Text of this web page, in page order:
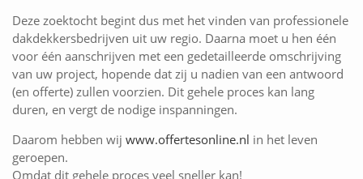
Deze zoektocht begint dus met het vinden van professionele
dakdekkersbedrijven uit uw regio. Daarna moet u hen één
voor één aanschrijven met een gedetailleerde omschrijving
van uw project, hopende dat zij u nadien van een antwoord
(en offerte) zullen voorzien. Dit gehele proces kan lang
duren, en vergt de nodige inspanningen.
Daarom hebben wij www.offertesonline.nl in het leven
geroepen.
Omdat dit gehele proces veel sneller kan!